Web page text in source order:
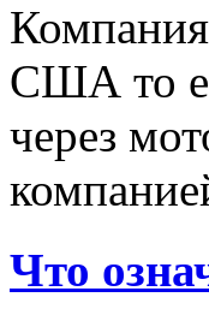
США то
через
Что